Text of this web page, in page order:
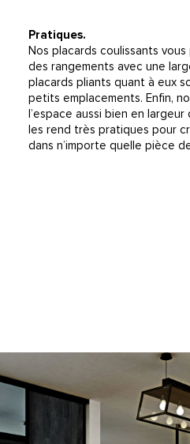
Pratiques.
Nos placards coulissants
des rangements avec une
placards pliants quant à eux
petits emplacements. Enfin,
l’espace aussi bien en largeur
les rend très pratiques pour
dans n’importe quelle pièce